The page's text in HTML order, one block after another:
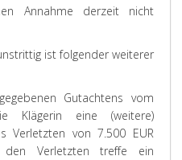
Annahme derzeit nicht
ist folgender weiterer
Gutachtens vom
eine (weitere)
Verletzten von 7.500 EUR
Verletzten treffe ein